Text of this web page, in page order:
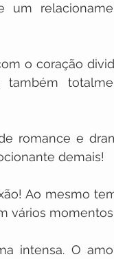
um
o coração
romance e
demais!
Ao mesmo
vários
intensa. O